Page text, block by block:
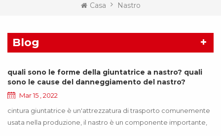
Casa Nastro
Blog
quali sono le forme della giuntatrice a nastro? quali
sono le cause del danneggiamento del nastro?
Mar 15 , 2022
cintura giuntatrice è un'attrezzatura di trasporto comunemente
usata nella produzione, il nastro è un componente importante,